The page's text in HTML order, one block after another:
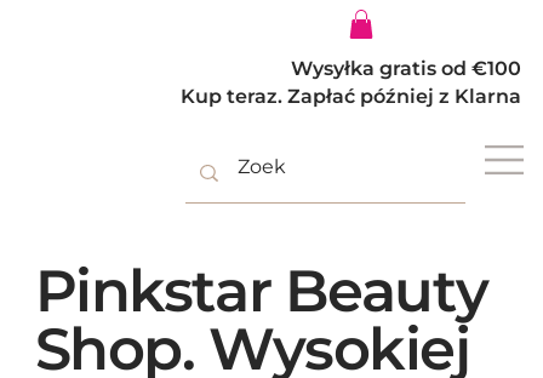
Wysyłka gratis od €100
Kup teraz. Zapłać później z Klarna
Pinkstar Beauty
Shop. Wysokiej